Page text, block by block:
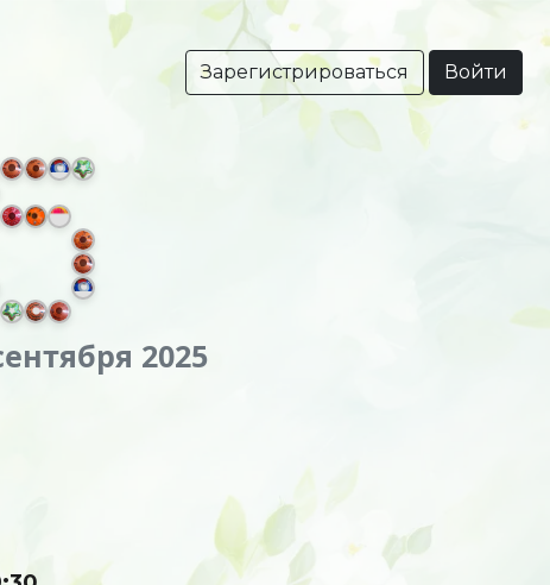
Зарегистрироваться Войти
2025